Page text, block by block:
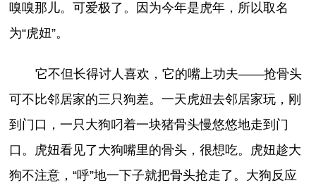
嗅嗅那儿。可爱极了。因为今年是虎年，所以取名
为“虎妞”。
它不但长得讨人喜欢，它的嘴上功夫——抢骨头
可不比邻居家的三只狗差。一天虎妞去邻居家玩，刚
到门口，一只大狗叼着一块猪骨头慢悠悠地走到门
口。虎妞看见了大狗嘴里的骨头，很想吃。虎妞趁大
狗不注意，“呼”地一下子就把骨头抢走了。大狗反应